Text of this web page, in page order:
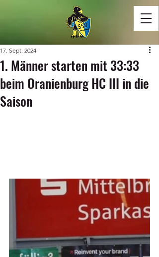
1. Männer starten mit 33:33
beim Oranienburg HC III in die
Saison
17. Sept. 2024